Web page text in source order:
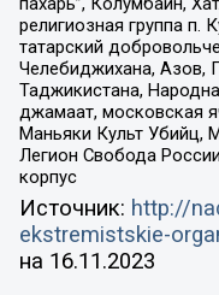
религиозная группа п.
татарский
Челебиджихана, Азов,
Таджикистана,
джамаат, московская
Маньяки Культ Убийц,
Легион Свобода
корпус
Источник: http://
ekstremistskie-
на 16.11.2023